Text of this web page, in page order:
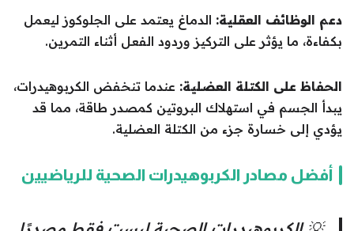
دعم الوظائف العقلية: الدماغ يعتمد على الجلوكوز ليعمل
بكفاءة، ما يؤثر على التركيز وردود الفعل أثناء التمرين.
الحفاظ على الكتلة العضلية: عندما تنخفض الكربوهيدرات،
يبدأ الجسم في استهلاك البروتين كمصدر طاقة، مما قد
يؤدي إلى خسارة جزء من الكتلة العضلية.
أفضل مصادر الكربوهيدرات الصحية للرياضيين